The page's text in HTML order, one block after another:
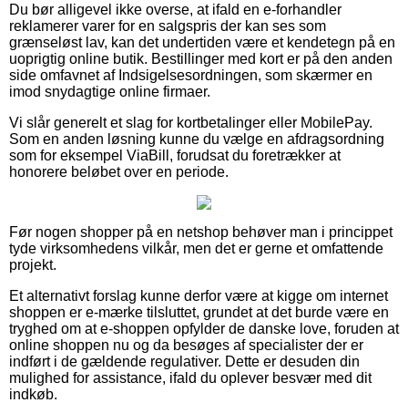
Du bør alligevel ikke overse, at ifald en e-forhandler
reklamerer varer for en salgspris der kan ses som
grænseløst lav, kan det undertiden være et kendetegn på en
uoprigtig online butik. Bestillinger med kort er på den anden
side omfavnet af Indsigelsesordningen, som skærmer en
imod snydagtige online firmaer.
Vi slår generelt et slag for kortbetalinger eller MobilePay.
Som en anden løsning kunne du vælge en afdragsordning
som for eksempel ViaBill, forudsat du foretrækker at
honorere beløbet over en periode.
Før nogen shopper på en netshop behøver man i princippet
tyde virksomhedens vilkår, men det er gerne et omfattende
projekt.
Et alternativt forslag kunne derfor være at kigge om internet
shoppen er e-mærke tilsluttet, grundet at det burde være en
tryghed om at e-shoppen opfylder de danske love, foruden at
online shoppen nu og da besøges af specialister der er
indført i de gældende regulativer. Dette er desuden din
mulighed for assistance, ifald du oplever besvær med dit
indkøb.